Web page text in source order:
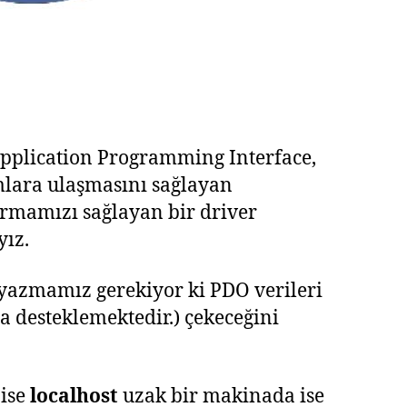
Programming Interface,
ulaşmasını sağlayan
sağlayan bir driver
gerekiyor ki PDO verileri
desteklemektedir.) çekeceğini
localhost uzak bir makinada ise